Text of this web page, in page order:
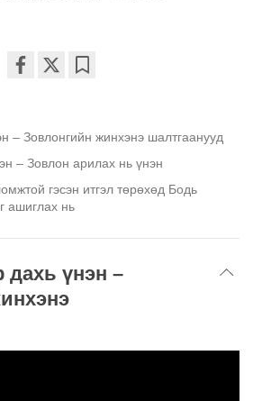
facebook
– Зовлонгийн жинхэнэ шалтгаанууд
– Зовлон арилах нь үнэн
гэсэн итгэл төрөхөд Бодь
ашиглах нь
дахь үнэн –